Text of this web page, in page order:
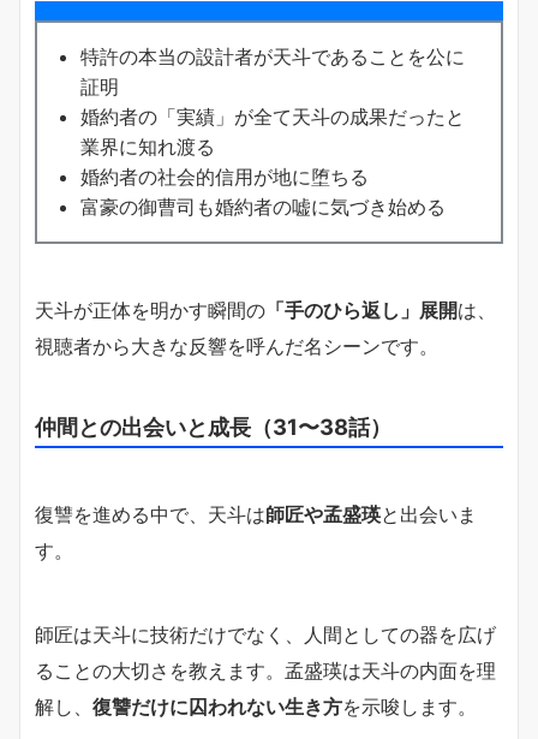
特許の本当の設計者が天斗であることを公に
証明
婚約者の「実績」が全て天斗の成果だったと
業界に知れ渡る
婚約者の社会的信用が地に堕ちる
富豪の御曹司も婚約者の嘘に気づき始める
天斗が正体を明かす瞬間の 「手のひら返し」展開は、
視聴者から大きな反響を呼んだ名シーンです。
仲間との出会いと成長（31〜38話）
復讐を進める中で、天斗は師匠や孟盛瑛と出会いま
す。
師匠は天斗に技術だけでなく、人間としての器を広げ
ることの大切さを教えます。孟盛瑛は天斗の内面を理
解し、 復讐だけに囚われない生き方を示唆します。